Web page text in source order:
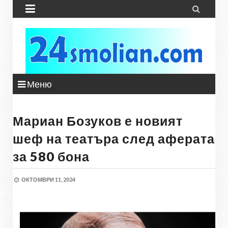
 
Меню
Мариан Бозуков е новият
шеф на театъра след аферата
за 580 бона
ОКТОМВРИ 11, 2024